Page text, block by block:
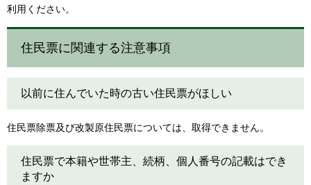
利用ください。
住民票に関連する注意事項
以前に住んでいた時の古い住民票がほしい
住民票除票及び改製原住民票については、取得できません。
住民票で本籍や世帯主、続柄、個人番号の記載はでき
ますか